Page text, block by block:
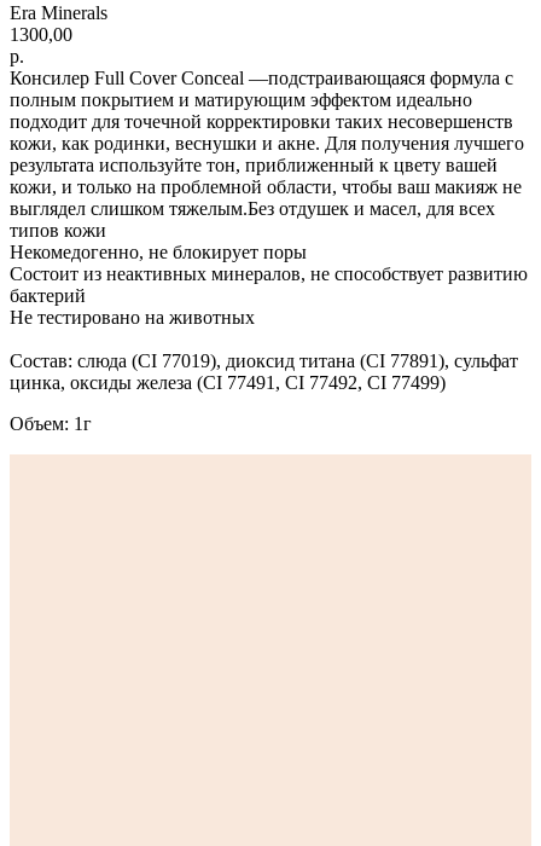
Era Minerals
1300,00
р.
Консилер Full Cover Conceal —подстраивающаяся формула с
полным покрытием и матирующим эффектом идеально
подходит для точечной корректировки таких несовершенств
кожи, как родинки, веснушки и акне. Для получения лучшего
результата используйте тон, приближенный к цвету вашей
кожи, и только на проблемной области, чтобы ваш макияж не
выглядел слишком тяжелым.Без отдушек и масел, для всех
типов кожи
Некомедогенно, не блокирует поры
Состоит из неактивных минералов, не способствует развитию
бактерий
Не тестировано на животных
Состав: слюда (CI 77019), диоксид титана (CI 77891), сульфат
цинка, оксиды железа (CI 77491, CI 77492, CI 77499)
Объем: 1г